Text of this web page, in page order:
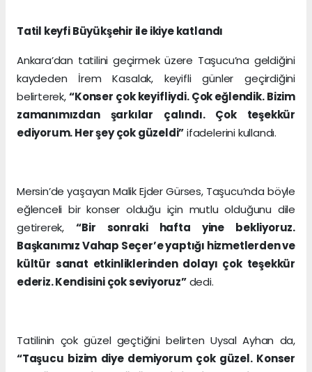
Tatil keyfi Büyükşehir ile ikiye katlandı
Ankara’dan tatilini geçirmek üzere Taşucu’na geldiğini
kaydeden İrem Kasalak, keyifli günler geçirdiğini
belirterek,“Konser çok keyifliydi. Çok eğlendik. Bizim
zamanımızdan şarkılar çalındı. Çok teşekkür
ediyorum. Her şey çok güzeldi”ifadelerini kullandı.
Mersin’de yaşayan Malik Ejder Gürses, Taşucu’nda böyle
eğlenceli bir konser olduğu için mutlu olduğunu dile
getirerek,“Bir sonraki hafta yine bekliyoruz.
Başkanımız Vahap Seçer’e yaptığı hizmetlerden ve
kültür sanat etkinliklerinden dolayı çok teşekkür
ederiz. Kendisini çok seviyoruz”dedi.
Tatilinin çok güzel geçtiğini belirten Uysal Ayhan da,
“Taşucu bizim diye demiyorum çok güzel. Konser